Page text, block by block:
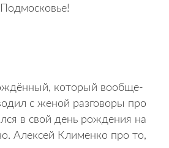
который вообще-
с женой разговоры про
в свой день рождения на
Алексей Клименко про то,